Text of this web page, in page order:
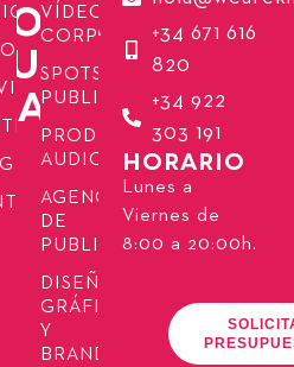
VÍDEOS
CORPORATIVOS
SPOTS
PUBLICITARIOS
PRODUCCIÓN
AUDIOVISUAL
AGENCIA
DE
PUBLICIDAD
DISEÑO
GRÁFICO
Y
BRANDING
+34 671 616
820
+34 922
303 191
HORARIO
Lunes a
Viernes de
8:00 a 20:00h.